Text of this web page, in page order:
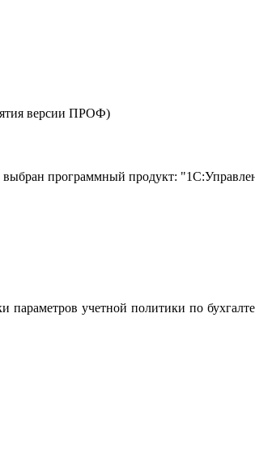
версии ПРОФ)
программный продукт:
учетной политики по